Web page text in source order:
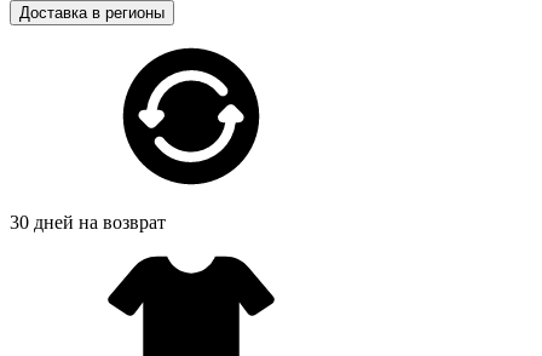
Доставка в регионы
30 дней на возврат